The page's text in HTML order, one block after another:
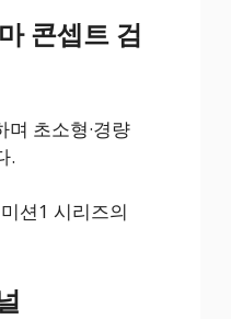
콘셉트 검
초소형·경량
.
션1 시리즈의